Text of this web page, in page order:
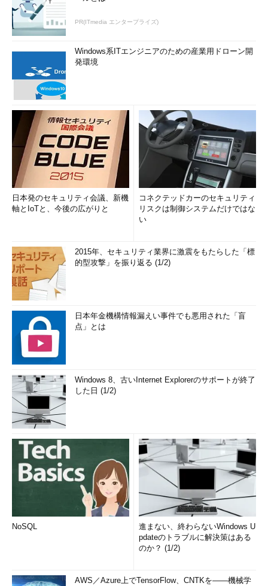
PR(ITmedia エンタープライズ)
Windows系ITエンジニアのための産業用ドローン開
発環境
日本発のセキュリティ会議、新機
軸とIoTと、今後の広がりと
コネクテッドカーのセキュリティ
リスクは制御システムだけではな
い
2015年、セキュリティ業界に激震をもたらした「標
的型攻撃」を振り返る (1/2)
日本年金機構情報漏えい事件でも悪用された「盲
点」とは
Windows 8、古いInternet Explorerのサポートが終了
した日 (1/2)
NoSQL
進まない、終わらないWindows U
pdateのトラブルに解決策はある
のか？ (1/2)
AWS／Azure上でTensorFlow、CNTKを――機械学